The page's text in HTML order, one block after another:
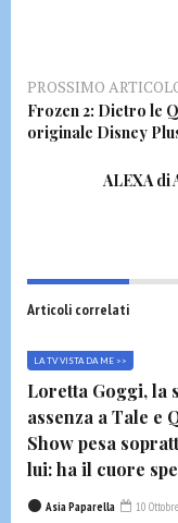
PROSSIMO
Frozen 2: Dietro le
originale Disney
ALEXA di
Articoli correlati
LA TV VISTA DA ME >>
Loretta Goggi, la
assenza a Tale e
Show pesa
lui: ha il cuore
Asia Paparella 10